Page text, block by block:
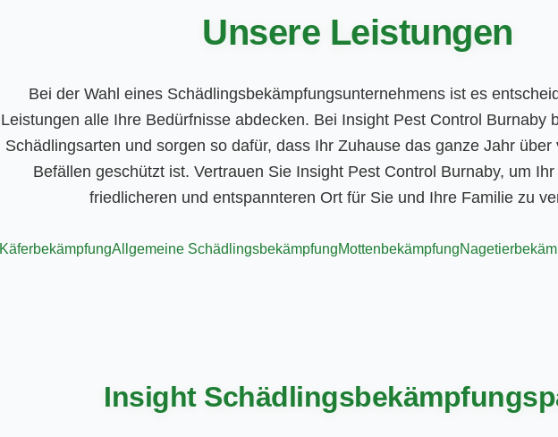
Unsere Leistungen
Bei der Wahl eines Schädlingsbekämpfungsunternehmens ist es
Leistungen alle Ihre Bedürfnisse abdecken. Bei Insight Pest Control Burnaby
Schädlingsarten und sorgen so dafür, dass Ihr Zuhause das ganze Jahr
Befällen geschützt ist. Vertrauen Sie Insight Pest Control Burnaby, um
friedlicheren und entspannteren Ort für Sie und Ihre Familie zu
KäferbekämpfungAllgemeine SchädlingsbekämpfungMottenbekämpfung
Insight